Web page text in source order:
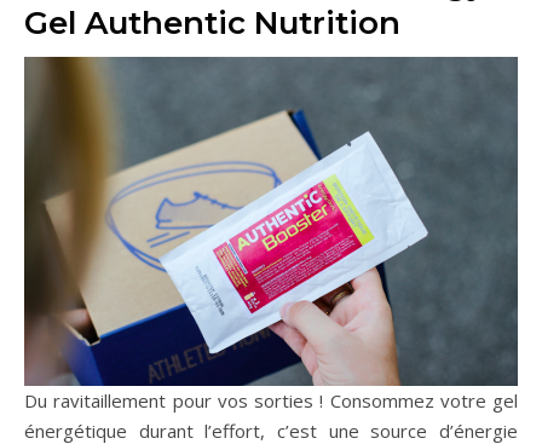
Gel Authentic Nutrition
Du ravitaillement pour vos sorties ! Consommez votre gel
énergétique durant l’effort, c’est une source d’énergie